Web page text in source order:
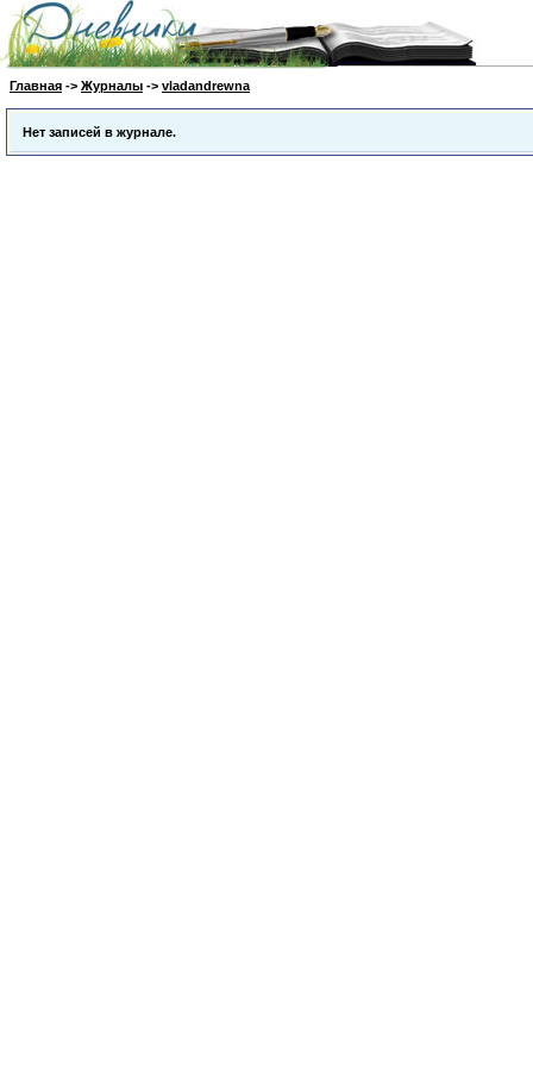
Главная -> Журналы -> vladandrewna
Нет записей в журнале.